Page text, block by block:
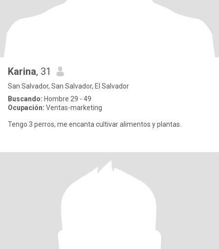
Karina, 31
San Salvador, San Salvador, El Salvador
Buscando: Hombre 29 - 49
Ocupación: Ventas-marketing
Tengo 3 perros, me encanta cultivar alimentos y plantas.